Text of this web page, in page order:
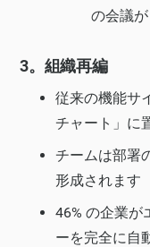
の会議
3。組織再編
従来の機能サ
チャート」に
チームは部署
形成されます
46% の企業が
ーを完全に自